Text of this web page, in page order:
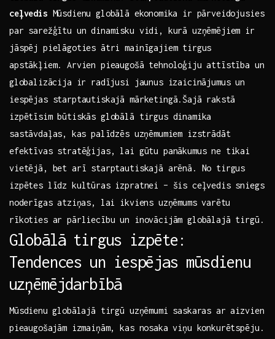
ceļvedis Mūsdienu​ globālā⁢ ekonomika ir pārveidojusies
par sarežģītu un dinamisku‌ vidi, kurā uzņēmējiem ir
jāspēj pielāgoties ātri mainīgajiem tirgus
apstākļiem. Arvien pieaugošā tehnoloģiju attīstība un
⁢globalizācija ir radījusi jaunus izaicinājumus un
iespējas starptautiskajā mārketingā.Šajā⁢ rakstā
izpētīsim būtiskās globālā tirgus dinamika
sastāvdaļas, ⁢kas palīdzēs uzņēmumiem izstrādāt
efektīvas stratēģijas, lai gūtu panākumus ne tikai
vietējā, bet arī starptautiskajā arēnā. No tirgus
izpētes līdz kultūras izpratnei – šis ceļvedis sniegs
⁤noderīgas atziņas, lai ikviens uzņēmums ⁢varētu⁣
rīkoties ar pārliecību un inovācijām globālajā tirgū.
Globālā⁤ tirgus izpēte:
Tendences⁤ un iespējas mūsdienu
⁣uzņēmējdarbībā
Mūsdienu ⁣globālajā tirgū uzņēmumi saskaras ar aizvien
⁤pieaugošajām izmaiņām, kas nosaka viņu konkurētspēju.